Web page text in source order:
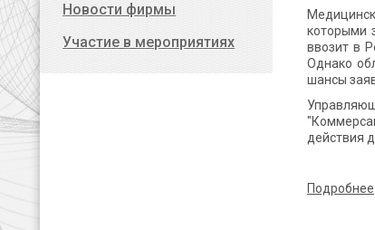
которыми
ввозит в
Однако
шансы
действия
Подробнее
Новости фирмы
Участие в мероприятиях